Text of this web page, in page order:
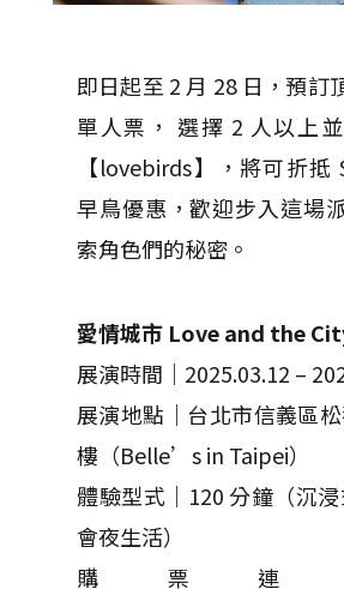
即日起至 2 月 28 日，預訂
單人票， 選擇 2 人以上
【lovebirds】，將可折抵
早鳥優惠，歡迎步入這場
索角色們的秘密。
愛情城市 Love and the
展演時間｜2025.03.12 –
展演地點｜台北市信義區
樓（Belle’s in Taipei）
體驗型式｜120 分鐘（沉
會夜生活）
購票連